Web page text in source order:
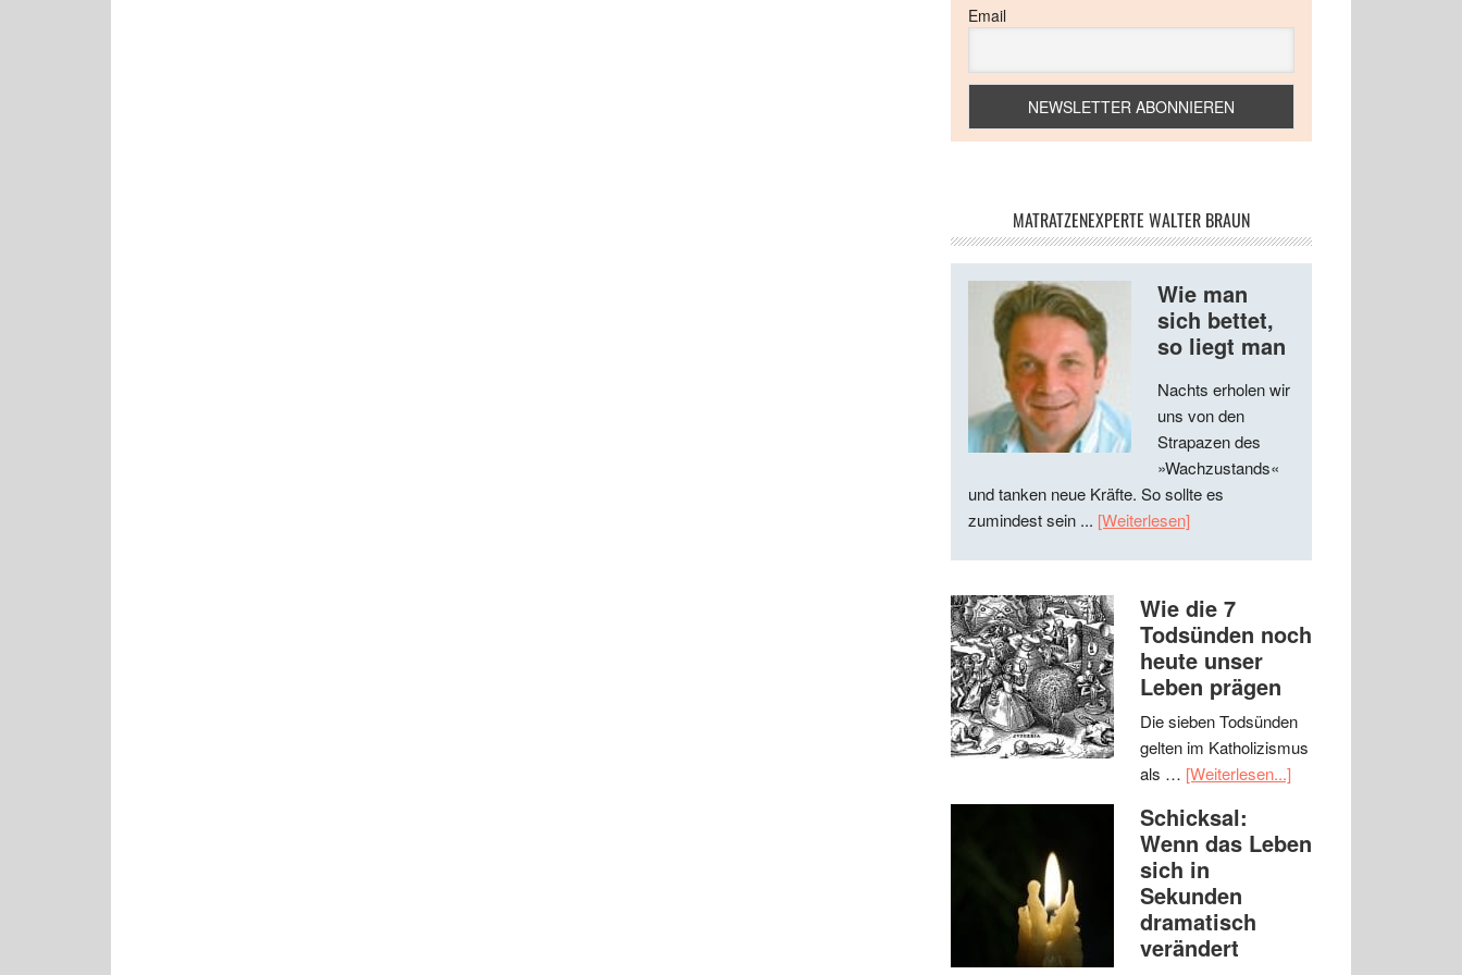
Email
MATRATZENEXPERTE WALTER BRAUN
Wie man
sich bettet,
so liegt man
Nachts erholen wir
uns von den
Strapazen des
»Wachzustands«
und tanken neue Kräfte. So sollte es
zumindest sein ... [Weiterlesen]
Wie die 7
Todsünden noch
heute unser
Leben prägen
Die sieben Todsünden
gelten im Katholizismus
als … [Weiterlesen...]
Schicksal:
Wenn das Leben
sich in
Sekunden
dramatisch
verändert